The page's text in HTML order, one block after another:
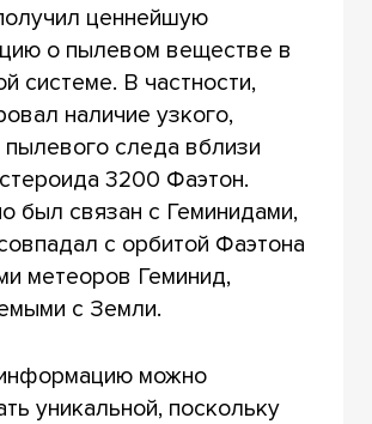
ценнейшую
о пылевом веществе в
системе. В частности,
наличие узкого,
пылевого следа вблизи
3200 Фаэтон.
был связан с Геминидами,
с орбитой Фаэтона
метеоров Геминид,
с Земли.
можно
уникальной, поскольку